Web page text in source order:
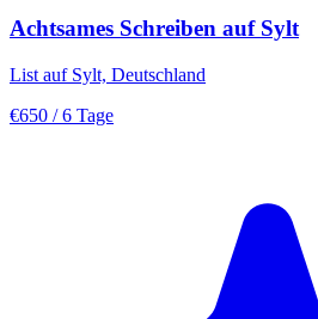
Achtsames Schreiben auf Sylt
List auf Sylt, Deutschland
€650 / 6 Tage